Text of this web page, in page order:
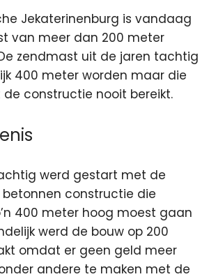
Jekaterinenburg is vandaag
van meer dan 200 meter
zendmast uit de jaren tachtig
400 meter worden maar die
constructie nooit bereikt.
werd gestart met de
constructie die
400 meter hoog moest gaan
werd de bouw op 200
omdat er geen geld meer
andere te maken met de